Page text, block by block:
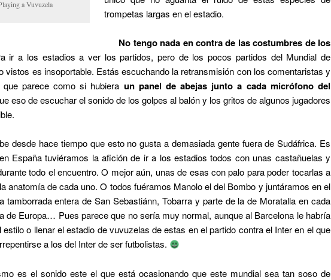
a Vuvuzela
trompetas largas en el estadio.
No tengo nada en contra de las costumbres de los
ir a los estadios a ver los partidos, pero de los pocos partidos del Mundial de
vistos es insoportable. Estás escuchando la retransmisión con los comentaristas y
parece como si hubiera un panel de abejas junto a cada micrófono del
eso de escuchar el sonido de los golpes al balón y los gritos de algunos jugadores
desde hace tiempo que esto no gusta a demasiada gente fuera de Sudáfrica. Es
España tuviéramos la afición de ir a los estadios todos con unas castañuelas y
todo el encuentro. O mejor aún, unas de esas con palo para poder tocarlas a
anatomía de cada uno. O todos fuéramos Manolo el del Bombo y juntáramos en el
tamborrada entera de San Sebastiánn, Tobarra y parte de la de Moratalla en cada
de Europa… Pues parece que no sería muy normal, aunque al Barcelona le habría
estilo o llenar el estadio de vuvuzelas de estas en el partido contra el Inter en el que
a los del Inter de ser futbolistas.
es el sonido este el que está ocasionando que este mundial sea tan soso de